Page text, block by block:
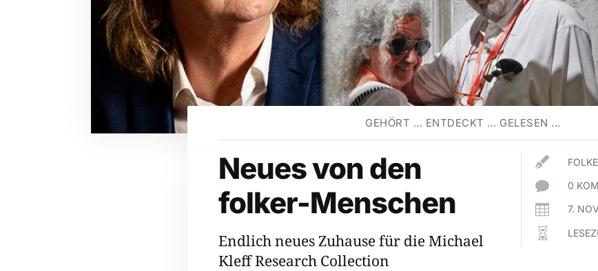
GEHÖRT … ENTDECKT … GELESEN ...
Neues von den
folker-Menschen
Endlich neues Zuhause für die Michael
Kleff Research Collection

 0
 7.
